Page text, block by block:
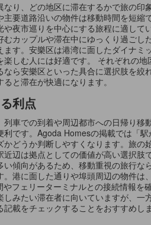
り、どの地区に滞在するかで旅の
要道路沿いの物件は移動時間を短
夜市巡りを中心にする旅程に適し
カップルや滞在中にゆっくり過ご
す。安樂区は港湾に面したダイナ
しむ人には好適です。 それぞれの
ら安樂区といった具合に選択肢を
と滞在が快適になります。
利点
車での到着や周辺都市への日帰り
です。Agoda Homesの掲載では「
どうか判断しやすくなります。旅
辺は拠点としての価値が高い選択
傾向があるため、移動重視の旅行
港に面した通りや埠頭周辺の物件
フェリーターミナルとの接続情報
みたい滞在者に向いていますが、
載をチェックすることをおすすめ